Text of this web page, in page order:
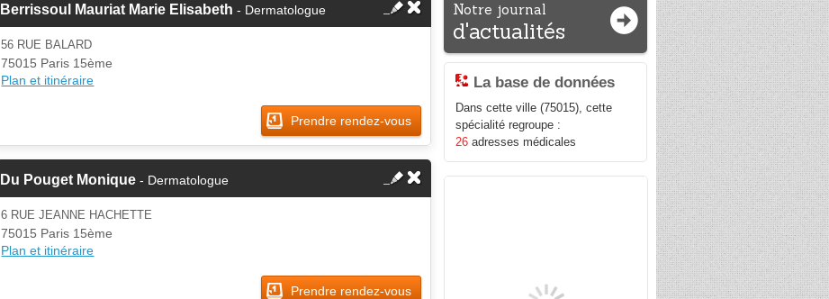
Berrissoul Mauriat Marie Elisabeth - Dermatologue
56 RUE BALARD
75015 Paris 15ème
Plan et itinéraire
Prendre rendez-vous
Du Pouget Monique - Dermatologue
6 RUE JEANNE HACHETTE
75015 Paris 15ème
Plan et itinéraire
Prendre rendez-vous
Notre journal
d'actualités
La base de données
Dans cette ville (75015), cette
spécialité regroupe :
26 adresses médicales